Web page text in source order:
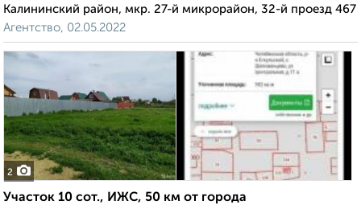
Калининский район, мкр. 27-й микрорайон, 32-й проезд 467
Агентство, 02.05.2022
2
Участок 10 сот., ИЖС, 50 км от города